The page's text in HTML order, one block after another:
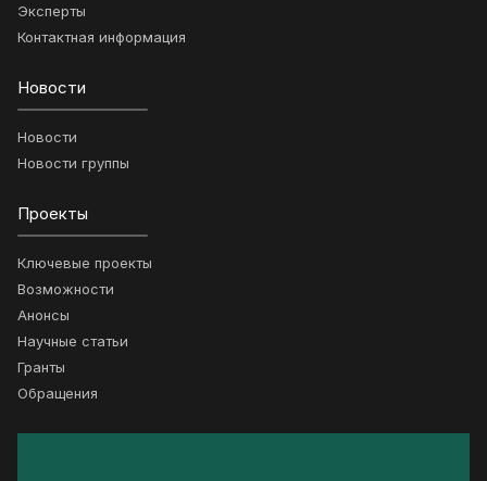
Эксперты
Контактная информация
Новости
Новости
Новости группы
Проекты
Ключевые проекты
Возможности
Анонсы
Научные статьи
Гранты
Обращения